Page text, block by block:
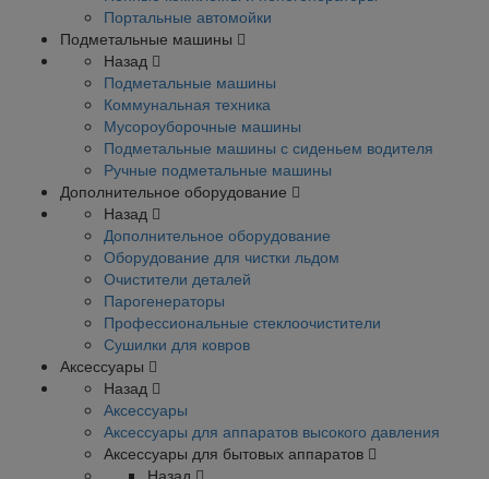
Портальные автомойки
Подметальные машины
Назад
Подметальные машины
Коммунальная техника
Мусороуборочные машины
Подметальные машины с сиденьем водителя
Ручные подметальные машины
Дополнительное оборудование
Назад
Дополнительное оборудование
Оборудование для чистки льдом
Очистители деталей
Парогенераторы
Профессиональные стеклоочистители
Сушилки для ковров
Аксессуары
Назад
Аксессуары
Аксессуары для аппаратов высокого давления
Аксессуары для бытовых аппаратов
Назад